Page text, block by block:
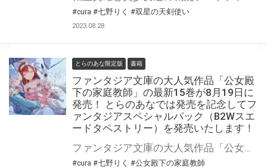
#cura #七野りく #双星の天剣使い
2023.08.28
とらのあな限定版 書籍
ファンタジア文庫の大人気作品「公女殿
下の家庭教師」の最新15巻が8月19日に
発売！ とらのあなでは発売を記念してフ
ァンタジアスペシャルパック（B2Wスエ
ードタペストリー）を発売いたします！
#cura #七野りく #公女殿下の家庭教師